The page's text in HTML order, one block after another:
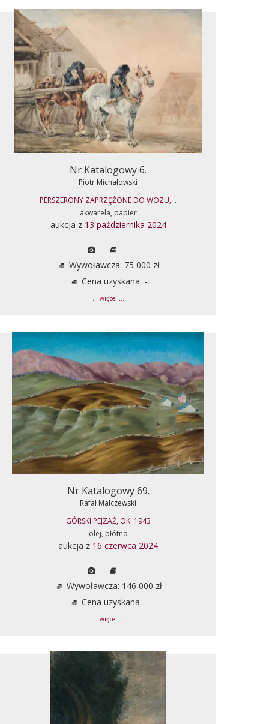
Nr Katalogowy 6.
Piotr Michałowski
PERSZERONY ZAPRZĘŻONE DO WOZU,...
akwarela, papier
aukcja z 13 października 2024
Wywoławcza: 75 000 zł
Cena uzyskana: -
... więcej ...
Nr Katalogowy 69.
Rafał Malczewski
GÓRSKI PEJZAŻ, OK. 1943
olej, płótno
aukcja z 16 czerwca 2024
Wywoławcza: 146 000 zł
Cena uzyskana: -
... więcej ...